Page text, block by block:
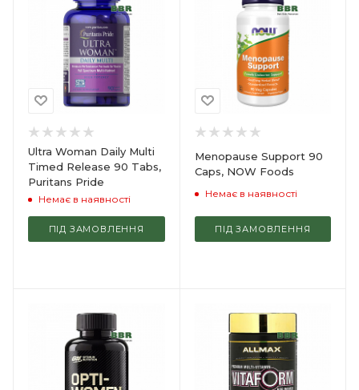
Ultra Woman Daily Multi
Timed Release 90 Tabs,
Puritans Pride
Немає в наявності
ПІД ЗАМОВЛЕННЯ
Menopause Support 90
Caps, NOW Foods
Немає в наявності
ПІД ЗАМОВЛЕННЯ